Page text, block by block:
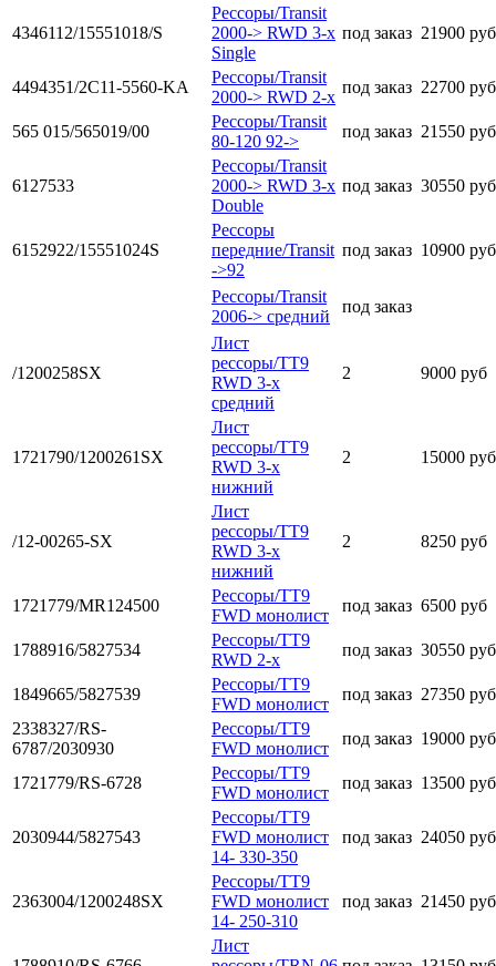
4346112/15551018/S
Рессоры/Transit
2000-> RWD 3-x
Single
под заказ 21900 руб
4494351/2C11-5560-KA
Рессоры/Transit
2000-> RWD 2-x
под заказ 22700 руб
565 015/565019/00
Рессоры/Transit
80-120 92->
под заказ 21550 руб
6127533
Рессоры/Transit
2000-> RWD 3-x
Double
под заказ 30550 руб
6152922/15551024S
Рессоры
передние/Transit
->92
под заказ 10900 руб
Рессоры/Transit
2006-> средний
под заказ
/1200258SX
Лист
рессоры/TT9
RWD 3-x
средний
2 9000 руб
1721790/1200261SX
Лист
рессоры/TT9
RWD 3-x
нижний
2 15000 руб
/12-00265-SX
Лист
рессоры/TT9
RWD 3-x
нижний
2 8250 руб
1721779/MR124500
Рессоры/TT9
FWD монолист
под заказ 6500 руб
1788916/5827534
Рессоры/TT9
RWD 2-x
под заказ 30550 руб
1849665/5827539
Рессоры/TT9
FWD монолист
под заказ 27350 руб
2338327/RS-
6787/2030930
Рессоры/TT9
FWD монолист
под заказ 19000 руб
1721779/RS-6728
Рессоры/TT9
FWD монолист
под заказ 13500 руб
2030944/5827543
Рессоры/TT9
FWD монолист
14- 330-350
под заказ 24050 руб
2363004/1200248SX
Рессоры/TT9
FWD монолист
14- 250-310
под заказ 21450 руб
Лист